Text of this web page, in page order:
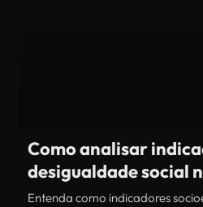
Como analisar
desigualdade social
Entenda como indicadores